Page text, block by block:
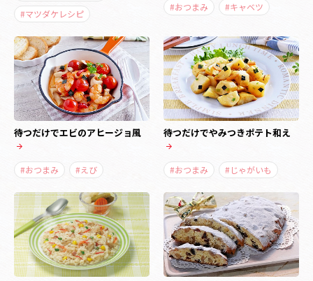
#マツダケレシピ
#おつまみ #キャベツ
待つだけでエビのアヒージョ風
#おつまみ #えび
待つだけでやみつきポテト和え
#おつまみ #じゃがいも